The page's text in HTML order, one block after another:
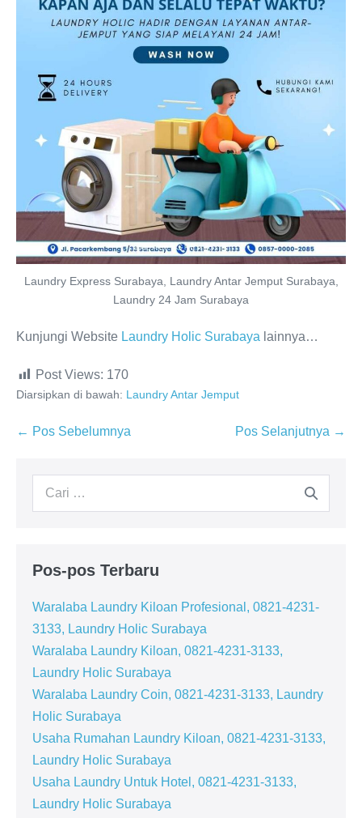
Laundry Express Surabaya, Laundry Antar Jemput Surabaya,
Laundry 24 Jam Surabaya
Kunjungi Website Laundry Holic Surabaya lainnya…
Post Views: 170
Diarsipkan di bawah: Laundry Antar Jemput
Navigasi
← Pos Sebelumnya Pos Selanjutnya →
Pencarian
Pos-pos Terbaru
Waralaba Laundry Kiloan Profesional, 0821-4231-
3133, Laundry Holic Surabaya
Waralaba Laundry Kiloan, 0821-4231-3133,
Laundry Holic Surabaya
Waralaba Laundry Coin, 0821-4231-3133, Laundry
Holic Surabaya
Usaha Rumahan Laundry Kiloan, 0821-4231-3133,
Laundry Holic Surabaya
Usaha Laundry Untuk Hotel, 0821-4231-3133,
Laundry Holic Surabaya